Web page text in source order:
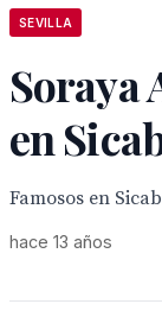
SEVILLA
Soraya
en
Famosos en
hace 13 años